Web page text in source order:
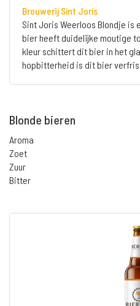
Brouwerij Sint Joris
Sint Joris Weerloos Blondje is
bier heeft duidelijke moutige
kleur schittert dit bier in het
hopbitterheid is dit bier
Blonde bieren
Aroma
Zoet
Zuur
Bitter